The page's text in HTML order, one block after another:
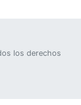
los derechos